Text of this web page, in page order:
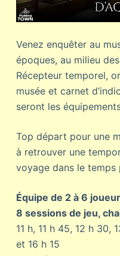
Venez enquêter au
époques, au milieu
Récepteur temporel,
musée et carnet
seront les
Top départ pour une
à retrouver une
voyage dans le
Équipe de 2 à 6
8 sessions de jeu,
11 h, 11 h 45, 12 h 30,
et 16 h 15